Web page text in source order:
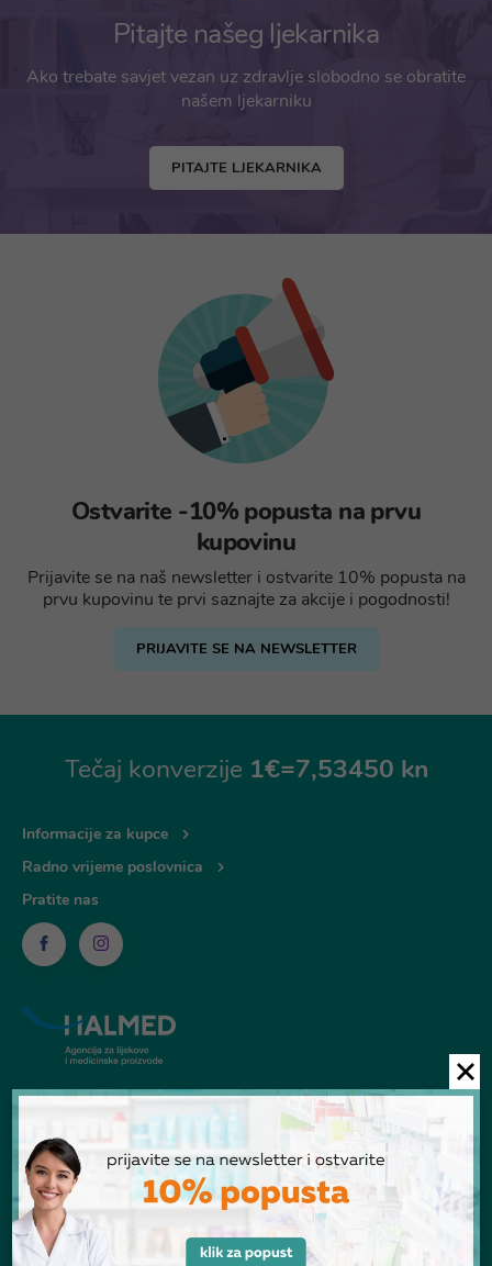
Pitajte našeg ljekarnika
Ako trebate savjet vezan uz zdravlje slobodno se obratite
našem ljekarniku
PITAJTE LJEKARNIKA
Ostvarite -10% popusta na prvu
kupovinu
Prijavite se na naš newsletter i ostvarite 10% popusta na
prvu kupovinu te prvi saznajte za akcije i pogodnosti!
PRIJAVITE SE NA NEWSLETTER
Tečaj konverzije 1€=7,53450 kn
Informacije za kupce
Radno vrijeme poslovnica
Pratite nas
© Ljekarna Talan 2026